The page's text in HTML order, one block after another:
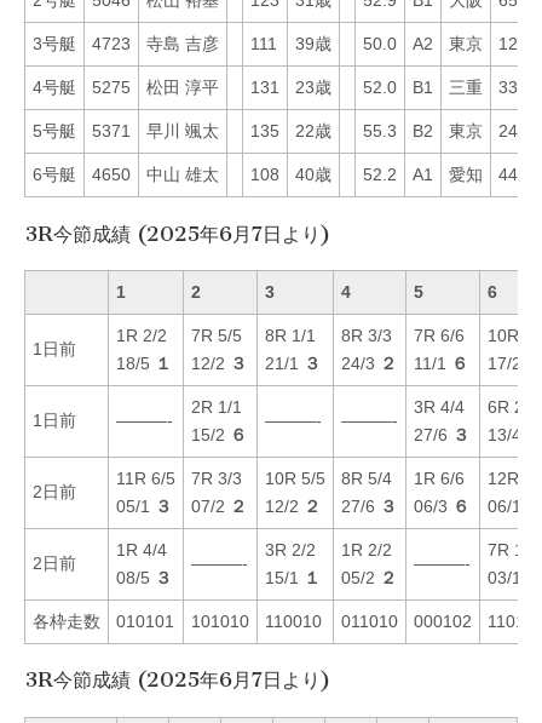
3号艇 4723 寺島 吉彦 111 39歳 50.0 A2 東京 12
4号艇 5275 松田 淳平 131 23歳 52.0 B1 三重 33
5号艇 5371 早川 颯太 135 22歳 55.3 B2 東京 24
6号艇 4650 中山 雄太 108 40歳 52.2 A1 愛知 44
3R今節成績 (2025年6月7日より)
1 2 3 4 5 6
1日前
1R 2/2
18/5 １
7R 5/5
12/2 ３
8R 1/1
21/1
３
8R 3/3
24/3 ２
7R 6/6
11/1
６
10R 5/
17/2
1日前 ———-
2R 1/1
15/2 ６
———- ———-
3R 4/4
27/6 ３
6R 2/2
13/4
2日前
11R 6/5
05/1
３
7R 3/3
07/2 ２
10R 5/5
12/2 ２
8R 5/4
27/6 ３
1R 6/6
06/3 ６
12R 4/
06/1
2日前
1R 4/4
08/5 ３
———-
3R 2/2
15/1
１
1R 2/2
05/2 ２
———-
7R 1/1
03/1
各枠走数 010101 101010 110010 011010 000102 110110
3R今節成績 (2025年6月7日より)